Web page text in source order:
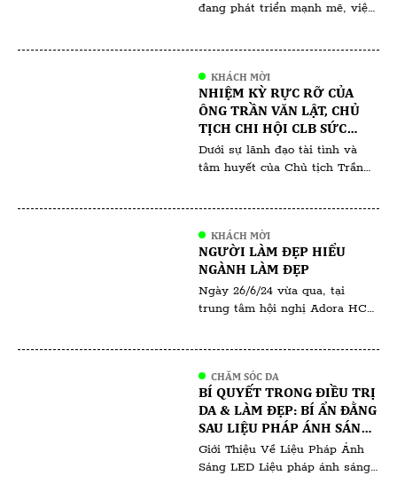
đang phát triển mạnh mẽ, việc
hội nghề nghiệp đáng giá. Một
trong những chứng nhận nổi
bật và được đánh giá cao hiện
nay là chúng nhận ISO 17024
[…]
KHÁCH MỜI
NHIỆM KỲ RỰC RỠ CỦA
ÔNG TRẦN VĂN LẬT, CHỦ
TỊCH CHI HỘI CLB SỨC
KHỎE SẮC ĐẸP VIỆT NAM
(VHBA) TRỰC THUỘC HỘI
Dưới sự lãnh đạo tài tình và
tâm huyết của Chủ tịch Trần
phần nâng cao sức khỏe và sắc
đẹp cho cộng đồng Việt Nam.
Chủ tịch Trần Văn Lật được
đánh giá cao bởi tầm […]
KHÁCH MỜI
NGƯỜI LÀM ĐẸP HIỂU
NGÀNH LÀM ĐẸP
Ngày 26/6/24 vừa qua, tại
trung tâm hội nghị Adora HCM
chức , quy tụ hàng trăm
chuyên gia , khách mời và học
viên đến từ khắp nơi trong và
ngoài nước. Sự […]
CHĂM SÓC DA
BÍ QUYẾT TRONG ĐIỀU TRỊ
DA & LÀM ĐẸP: BÍ ẨN ĐẰNG
SAU LIỆU PHÁP ÁNH SÁNG
LED: KHÁM PHÁ BÍ QUYẾT
ĐỂ CÓ LÀN DA RẠNG RỠ
Giới Thiệu Về Liệu Pháp Ánh
Sáng LED Liệu pháp ánh sáng